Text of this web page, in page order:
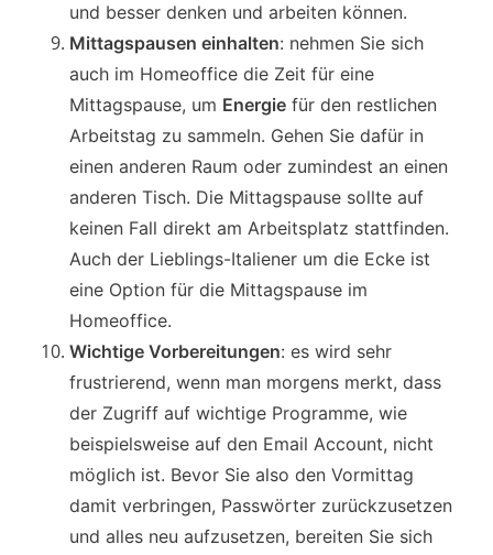
und besser denken und arbeiten können.
Mittagspausen einhalten: nehmen Sie sich
auch im Homeoffice die Zeit für eine
Mittagspause, um Energie für den restlichen
Arbeitstag zu sammeln. Gehen Sie dafür in
einen anderen Raum oder zumindest an einen
anderen Tisch. Die Mittagspause sollte auf
keinen Fall direkt am Arbeitsplatz stattfinden.
Auch der Lieblings-Italiener um die Ecke ist
eine Option für die Mittagspause im
Homeoffice.
Wichtige Vorbereitungen: es wird sehr
frustrierend, wenn man morgens merkt, dass
der Zugriff auf wichtige Programme, wie
beispielsweise auf den Email Account, nicht
möglich ist. Bevor Sie also den Vormittag
damit verbringen, Passwörter zurückzusetzen
und alles neu aufzusetzen, bereiten Sie sich